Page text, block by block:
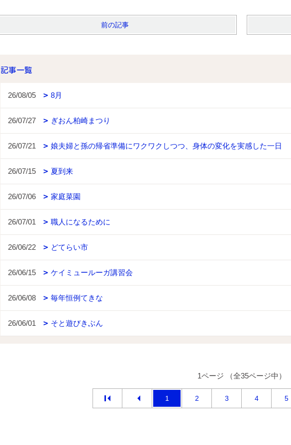
前の記事
記事一覧
26/08/05 8月
26/07/27 ぎおん柏崎まつり
26/07/21 娘夫婦と孫の帰省準備にワクワクしつつ、身体の変化を実感した一日
26/07/15 夏到来
26/07/06 家庭菜園
26/07/01 職人になるために
26/06/22 どてらい市
26/06/15 ケイミュールーガ講習会
26/06/08 毎年恒例てきな
26/06/01 そと遊びきぶん
1ページ （全35ページ中）
1 2 3 4 5